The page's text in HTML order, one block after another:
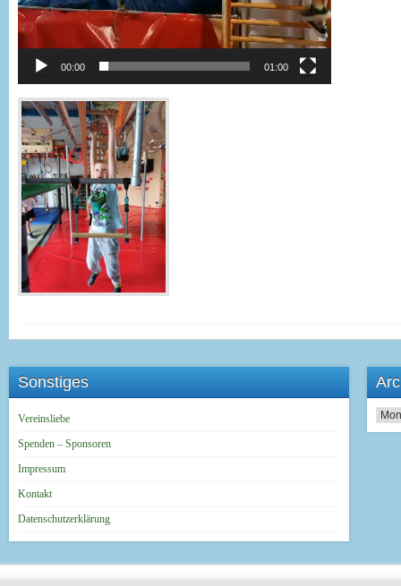
00:00 01:00
Sonstiges
Vereinsliebe
Spenden – Sponsoren
Impressum
Kontakt
Datenschutzerklärung